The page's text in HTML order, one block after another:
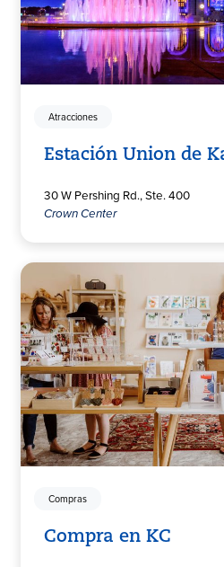
Atracciones
Estación Union de
30 W Pershing Rd., Ste. 400
Crown Center
Compras
Compra en KC